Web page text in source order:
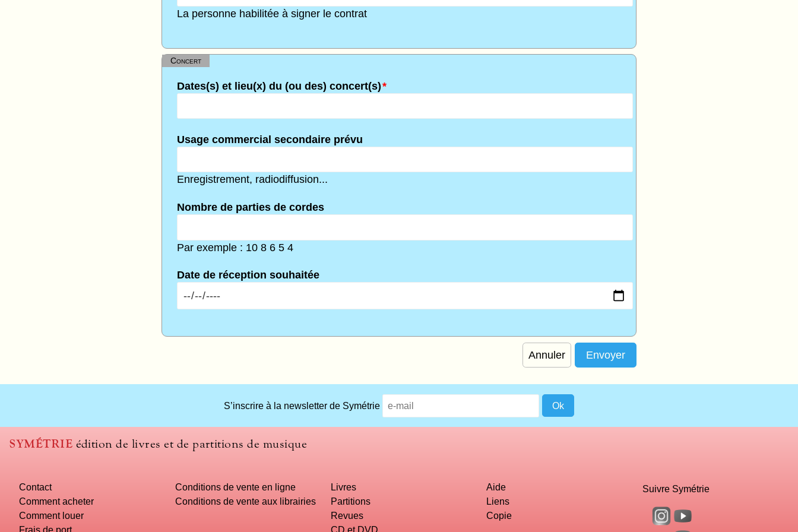
La personne habilitée à signer le contrat
Concert
*
Dates(s) et lieu(x) du (ou des) concert(s)
Usage commercial secondaire prévu
Enregistrement, radiodiffusion...
Nombre de parties de cordes
Par exemple : 10 8 6 5 4
Date de réception souhaitée
Annuler
S’inscrire à la newsletter de Symétrie
SYMÉTRIE édition de livres et de partitions de musique
Contact
Comment acheter
Comment louer
Frais de port
Conditions de vente en ligne
Conditions de vente aux librairies
Livres
Partitions
Revues
CD et DVD
Aide
Liens
Copie
Suivre Symétrie